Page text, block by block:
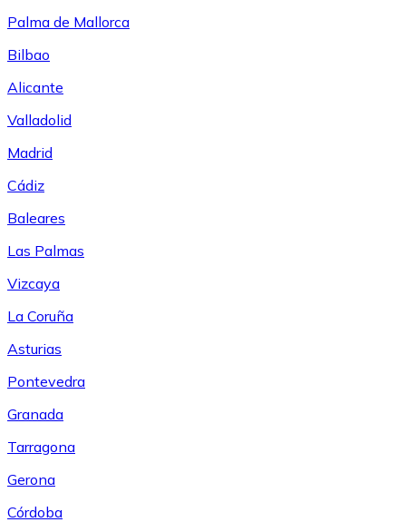
Palma de Mallorca
Bilbao
Alicante
Valladolid
Madrid
Cádiz
Baleares
Las Palmas
Vizcaya
La Coruña
Asturias
Pontevedra
Granada
Tarragona
Gerona
Córdoba